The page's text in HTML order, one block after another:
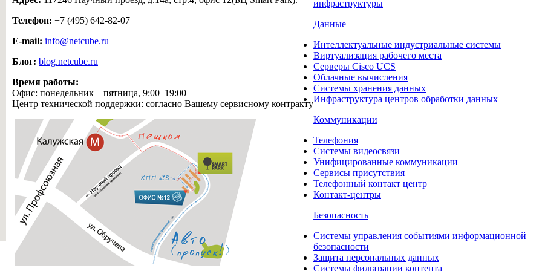
Телефон: +7 (495) 642-82-07
E-mail: info@netcube.ru
Блог: blog.netcube.ru
Время работы:
Офис: понедельник – пятница, 9:00–19:00
Центр технической поддержки: согласно Вашему сервисному контракту
инфраструктуры
Данные
Интеллектуальные индустриальные системы
Виртуализация рабочего места
Cерверы Cisco UCS
Облачные вычисления
Системы хранения данных
Инфраструктура центров обработки данных
Коммуникации
Телефония
Системы видеосвязи
Унифицированные коммуникации
Сервисы присутствия
Телефонный контакт центр
Контакт-центры
Безопасность
Системы управления событиями информационной
безопасности
Защита персональных данных
Системы фильтрации контента